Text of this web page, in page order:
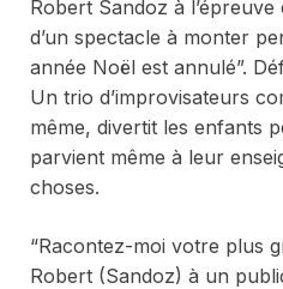
Robert Sandoz à
d’un spectacle à monter
année Noël est annulé”.
Un trio d’improvisateurs
même, divertit les enfants
parvient même à leur
choses.
“Racontez-moi votre plus
Robert (Sandoz) à un